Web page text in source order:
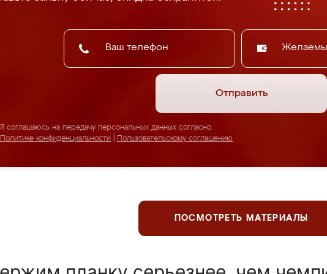
Отправить
Я соглашаюсь на передачу персональных данных согласно
Политике конфиденциальности
Пользовательскому соглашению
ПОСМОТРЕТЬ МАТЕРИАЛЫ